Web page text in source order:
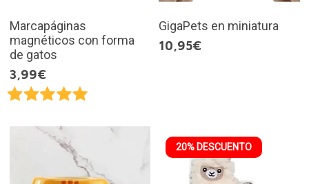
Marcapáginas
magnéticos con forma
de gatos
3,99€
GigaPets en miniatura
10,95€
20% DESCUENTO